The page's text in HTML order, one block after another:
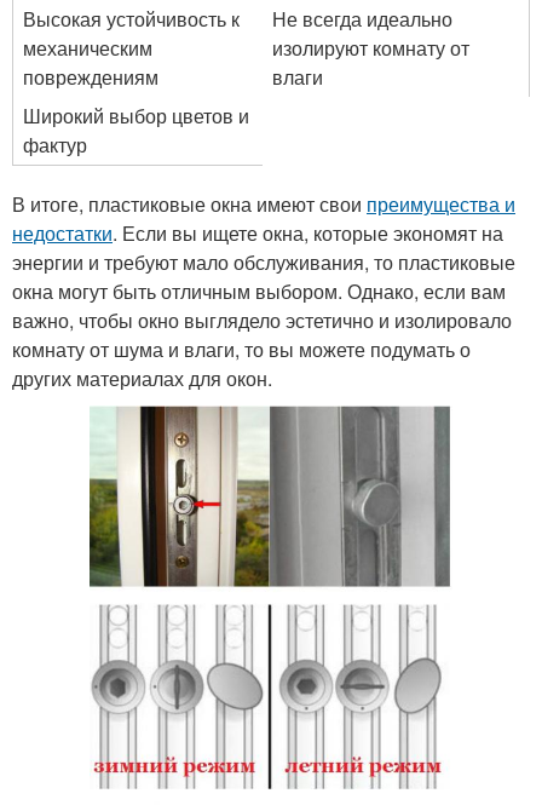
Высокая устойчивость к
механическим
повреждениям
Не всегда идеально
изолируют комнату от
влаги
Широкий выбор цветов и
фактур
В итоге, пластиковые окна имеют свои преимущества и
недостатки. Если вы ищете окна, которые экономят на
энергии и требуют мало обслуживания, то пластиковые
окна могут быть отличным выбором. Однако, если вам
важно, чтобы окно выглядело эстетично и изолировало
комнату от шума и влаги, то вы можете подумать о
других материалах для окон.